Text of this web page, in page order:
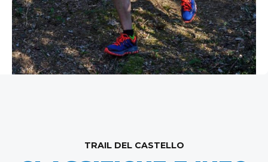
TRAIL DEL CASTELLO